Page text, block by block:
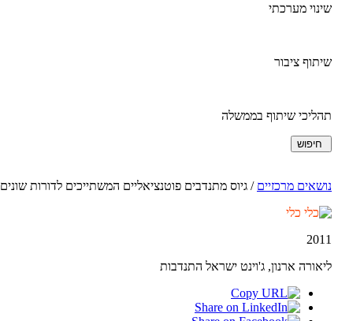
שינוי מערכתי
שיתוף ציבור
תהליכי שיתוף בממשלה
נושאים מרכזיים / גיוס מתנדבים פוטנציאליים המשתייכים לדורות שונים
כלי
2011
ליאורה ארנון, ג'וינט ישראל התנדבות